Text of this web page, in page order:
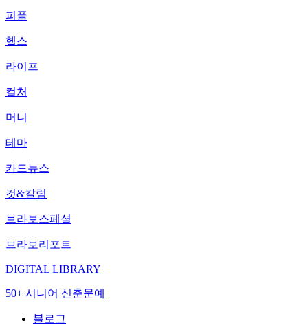
피플
헬스
라이프
컬처
머니
테마
카드뉴스
컷&칼럼
브라보스페셜
브라보리포트
DIGITAL LIBRARY
50+ 시니어 신춘문예
블로그